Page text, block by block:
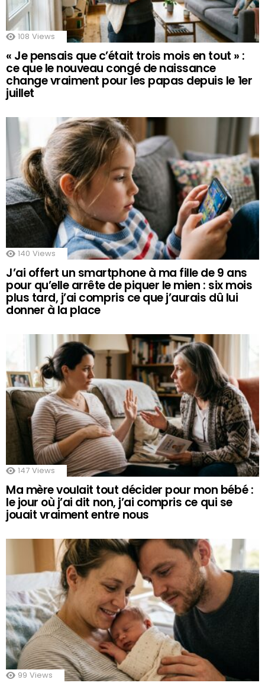
108 Views
« Je pensais que c’était trois mois en tout » :
ce que le nouveau congé de naissance
change vraiment pour les papas depuis le 1er
juillet
140 Views
J’ai offert un smartphone à ma fille de 9 ans
pour qu’elle arrête de piquer le mien : six mois
plus tard, j’ai compris ce que j’aurais dû lui
donner à la place
147 Views
Ma mère voulait tout décider pour mon bébé :
le jour où j’ai dit non, j’ai compris ce qui se
jouait vraiment entre nous
99 Views